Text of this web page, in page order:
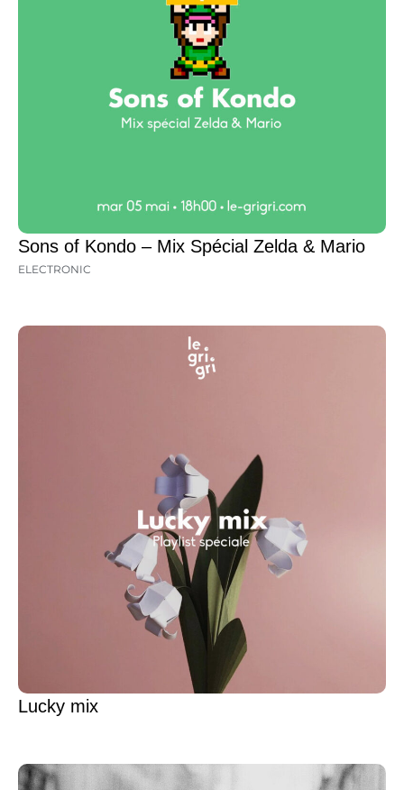
Sons of Kondo – Mix Spécial Zelda & Mario
ELECTRONIC
Lucky mix